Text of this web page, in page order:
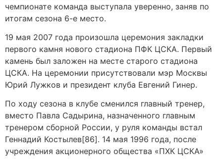
чемпионате команда выступала уверенно, заняв по
итогам сезона 6-е место.
19 мая 2007 года произошла церемония закладки
первого камня нового стадиона ПФК ЦСКА. Первый
камень был заложен на месте старого стадиона
ЦСКА. На церемонии присутствовали мэр Москвы
Юрий Лужков и президент клуба Евгений Гинер.
По ходу сезона в клубе сменился главный тренер,
вместо Павла Садырина, назначенного главным
тренером сборной России, у руля команды встал
Геннадий Костылев[86]. 14 мая 1996 года, после
учреждения акционерного общества «ПХК ЦСКА»